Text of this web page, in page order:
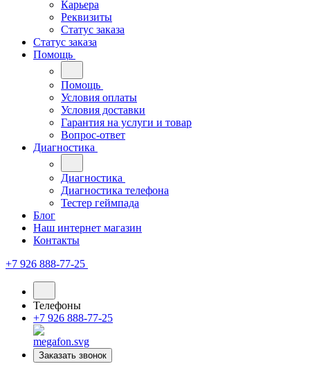
Карьера
Реквизиты
Статус заказа
Статус заказа
Помощь
Помощь
Условия оплаты
Условия доставки
Гарантия на услуги и товар
Вопрос-ответ
Диагностика
Диагностика
Диагностика телефона
Тестер геймпада
Блог
Наш интернет магазин
Контакты
+7 926 888-77-25
Телефоны
+7 926 888-77-25
Заказать звонок